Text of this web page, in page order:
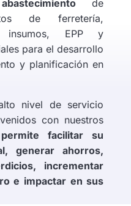
de
de ferretería,
insumos, EPP y
para el desarrollo
y planificación en
nivel de servicio
con nuestros
permite facilitar su
generar ahorros,
incrementar
e impactar en sus